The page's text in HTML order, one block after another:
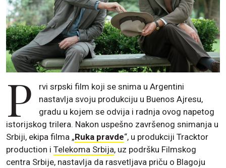
P
rvi srpski film koji se snima u Argentini
nastavlja svoju produkciju u Buenos Ajresu,
gradu u kojem se odvija i radnja ovog napetog
istorijskog trilera. Nakon uspešno završenog snimanja u
Srbiji, ekipa filma „Ruka pravde“, u produkciji Tracktor
production i Telekoma Srbija, uz podršku Filmskog
centra Srbije, nastavlja da rasvetljava priču o Blagoju